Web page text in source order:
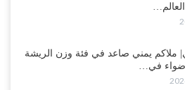
ملاكم يمني صاعد في فئة وزن الريشة
في…